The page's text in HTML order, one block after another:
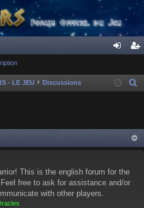
ne cri
- LE JEU Discussions
r
This is the english forum for the
free to ask for assistance and/or
with other players.